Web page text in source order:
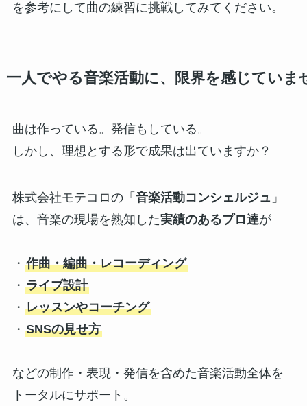
を参考にして曲の練習に挑戦してみてください。
一人でやる音楽活動に、限界を感じていま
曲は作っている。発信もしている。
しかし、理想とする形で成果は出ていますか？
株式会社モテコロの「 音楽活動コンシェルジュ 」
は、音楽の現場を熟知した実績のあるプロ達が
・ 作曲・編曲・レコーディング
・ ライブ設計
・ レッスンやコーチング
・ SNSの見せ方
などの制作・表現・発信を含めた音楽活動全体を
トータルにサポート。